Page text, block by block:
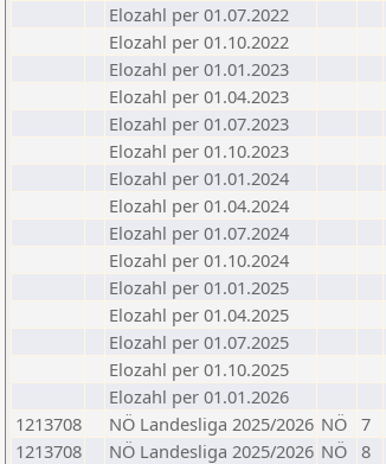
Elozahl per 01.07.2022
Elozahl per 01.10.2022
Elozahl per 01.01.2023
Elozahl per 01.04.2023
Elozahl per 01.07.2023
Elozahl per 01.10.2023
Elozahl per 01.01.2024
Elozahl per 01.04.2024
Elozahl per 01.07.2024
Elozahl per 01.10.2024
Elozahl per 01.01.2025
Elozahl per 01.04.2025
Elozahl per 01.07.2025
Elozahl per 01.10.2025
Elozahl per 01.01.2026
1213708
NÖ Landesliga 2025/2026 NÖ 7
1213708
NÖ Landesliga 2025/2026 NÖ 8